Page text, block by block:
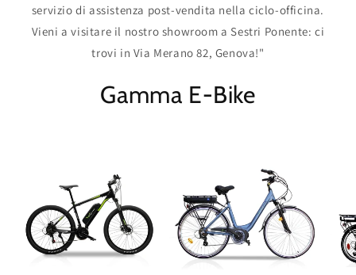
servizio di assistenza post-vendita nella ciclo-officina.
Vieni a visitare il nostro showroom a Sestri Ponente: ci
trovi in Via Merano 82, Genova!"
Gamma E-Bike